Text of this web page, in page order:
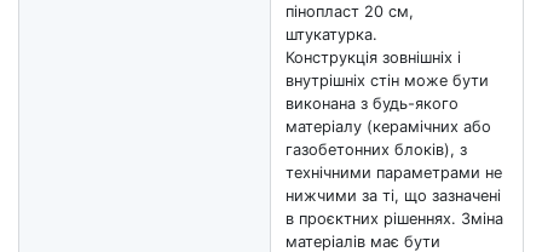
пінопласт 20 см,
штукатурка.
Конструкція зовнішніх і
внутрішніх стін може бути
виконана з будь-якого
матеріалу (керамічних або
газобетонних блоків), з
технічними параметрами не
нижчими за ті, що зазначені
в проєктних рішеннях. Зміна
матеріалів має бути